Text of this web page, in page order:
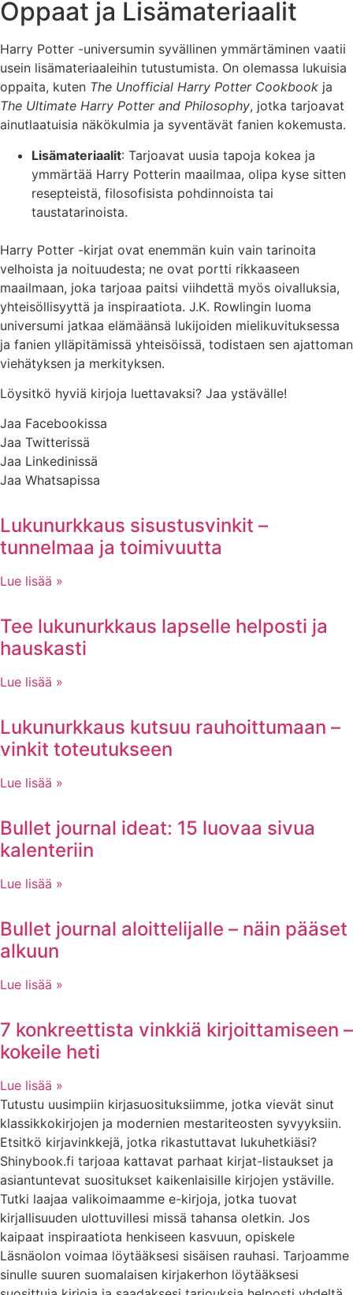
Oppaat ja Lisämateriaalit
Harry Potter -universumin syvällinen ymmärtäminen vaatii
usein lisämateriaaleihin tutustumista. On olemassa lukuisia
oppaita, kuten The Unofficial Harry Potter Cookbook ja
The Ultimate Harry Potter and Philosophy, jotka tarjoavat
ainutlaatuisia näkökulmia ja syventävät fanien kokemusta.
Lisämateriaalit: Tarjoavat uusia tapoja kokea ja
ymmärtää Harry Potterin maailmaa, olipa kyse sitten
resepteistä, filosofisista pohdinnoista tai
taustatarinoista.
Harry Potter -kirjat ovat enemmän kuin vain tarinoita
velhoista ja noituudesta; ne ovat portti rikkaaseen
maailmaan, joka tarjoaa paitsi viihdettä myös oivalluksia,
yhteisöllisyyttä ja inspiraatiota. J.K. Rowlingin luoma
universumi jatkaa elämäänsä lukijoiden mielikuvituksessa
ja fanien ylläpitämissä yhteisöissä, todistaen sen ajattoman
viehätyksen ja merkityksen.
Löysitkö hyviä kirjoja luettavaksi? Jaa ystävälle!
Jaa Facebookissa
Jaa Twitterissä
Jaa Linkedinissä
Jaa Whatsapissa
Lukunurkkaus sisustusvinkit –
tunnelmaa ja toimivuutta
Lue lisää »
Tee lukunurkkaus lapselle helposti ja
hauskasti
Lue lisää »
Lukunurkkaus kutsuu rauhoittumaan –
vinkit toteutukseen
Lue lisää »
Bullet journal ideat: 15 luovaa sivua
kalenteriin
Lue lisää »
Bullet journal aloittelijalle – näin pääset
alkuun
Lue lisää »
7 konkreettista vinkkiä kirjoittamiseen –
kokeile heti
Lue lisää »
Tutustu uusimpiin kirjasuosituksiimme, jotka vievät sinut
klassikkokirjojen ja modernien mestariteosten syvyyksiin.
Etsitkö kirjavinkkejä, jotka rikastuttavat lukuhetkiäsi?
Shinybook.fi tarjoaa kattavat parhaat kirjat-listaukset ja
asiantuntevat suositukset kaikenlaisille kirjojen ystäville.
Tutki laajaa valikoimaamme e-kirjoja, jotka tuovat
kirjallisuuden ulottuvillesi missä tahansa oletkin. Jos
kaipaat inspiraatiota henkiseen kasvuun, opiskele
Läsnäolon voimaa löytääksesi sisäisen rauhasi. Tarjoamme
sinulle suuren suomalaisen kirjakerhon löytääksesi